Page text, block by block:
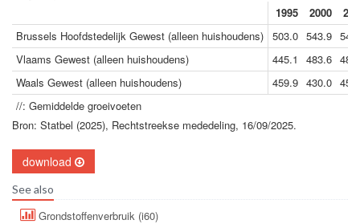
1995
2000
Brussels Hoofdstedelijk Gewest (alleen huishoudens) 503.0 543.9
Vlaams Gewest (alleen huishoudens)
445.1 483.6
Waals Gewest (alleen huishoudens)
459.9 430.0
//: Gemiddelde groeivoeten
Bron: Statbel (2025), Rechtstreekse mededeling, 16/09/2025.
download
See also
Grondstoffenverbruik (i60)